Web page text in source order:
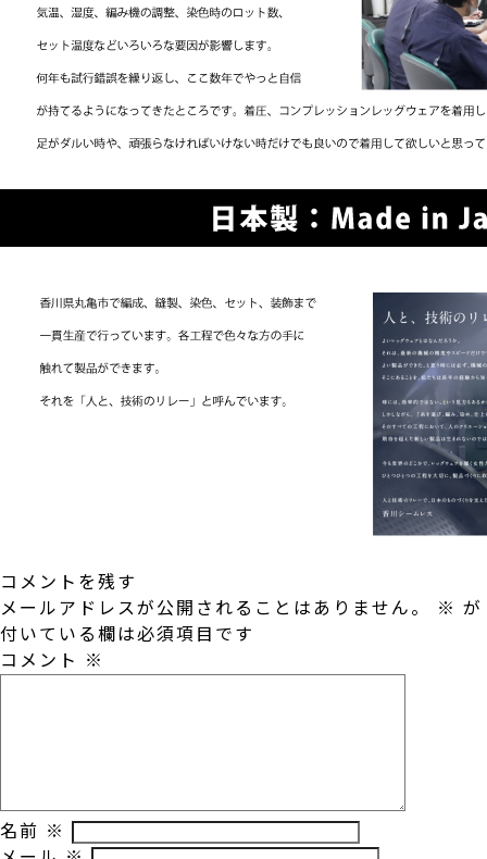
コメントを残す
メールアドレスが公開されることはありません。
※ が
付いている欄は必須項目です
コメント ※
名前 ※